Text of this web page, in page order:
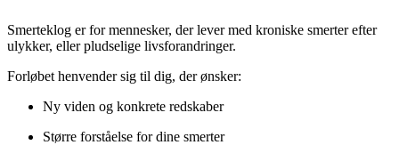
Smerteklog er for mennesker, der lever med kroniske smerter efter
ulykker, eller pludselige livsforandringer.
Forløbet henvender sig til dig, der ønsker:
Ny viden og konkrete redskaber
Større forståelse for dine smerter